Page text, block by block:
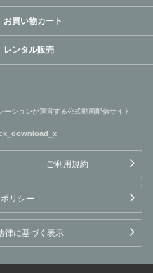
お買い物カート
レンタル販売
ションが運営する公式動画配信サイト
ご利用規約
リシー
律に基づく表示